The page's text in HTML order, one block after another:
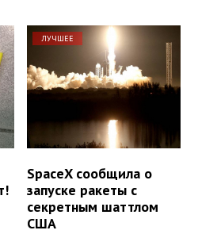
ЛУЧШЕЕ
SpaceX сообщила о
запуске ракеты с
секретным шаттлом
США